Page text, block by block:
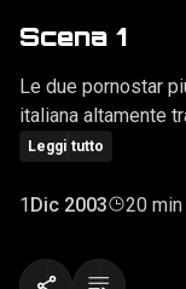
Scena 1
Le due pornostar
italiana altamente
Leggi tutto
1Dic 2003 20 min